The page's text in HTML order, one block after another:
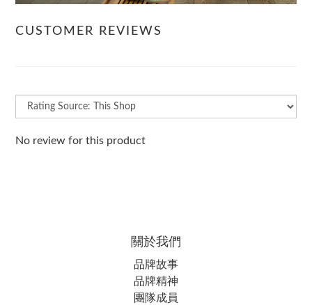
CUSTOMER REVIEWS
No review for this product
關於我們
品牌故事
品牌精神
團隊成員